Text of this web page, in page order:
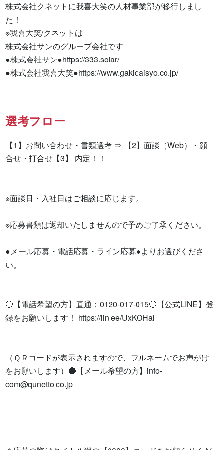
株式会社クネットに我喜大笑の人材事業部が移行しまし
た！
※我喜大笑/クネットは
株式会社サンのグループ会社です
●株式会社サン●https://333.solar/
●株式会社我喜大笑●https://www.gakidaisyo.co.jp/
選考フロー
【1】お問い合わせ・書類選考 ⇒ 【2】面談（Web）・顔
合せ・打合せ【3】 内定！！
※面談日・入社日はご相談に応じます。
※応募書類は返却いたしませんので予めご了承ください。
●メール応募・電話応募・ライン応募●よりお選びくださ
い。
🔵【電話希望の方】直通：0120-017-015🔵【公式LINE】登
録をお願いします！ https://lin.ee/UxKOHal
（ＱＲコードが表示されますので、フルネームでお声がけ
をお願いします）🔵【メール希望の方】 info-
com@qunetto.co.jp